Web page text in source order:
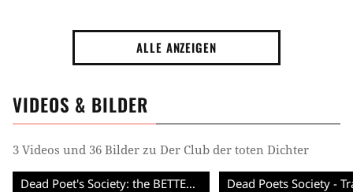
ALLE ANZEIGEN
VIDEOS & BILDER
3 Videos und 36 Bilder zu Der Club der toten Dichter
Dead Poet's Society: the BETTER trailer!